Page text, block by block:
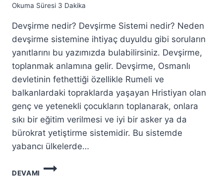
Okuma Süresi 3 Dakika
Devşirme nedir? Devşirme Sistemi nedir? Neden
devşirme sistemine ihtiyaç duyuldu gibi soruların
yanıtlarını bu yazımızda bulabilirsiniz. Devşirme,
toplanmak anlamına gelir. Devşirme, Osmanlı
devletinin fethettiği özellikle Rumeli ve
balkanlardaki topraklarda yaşayan Hristiyan olan
genç ve yetenekli çocukların toplanarak, onlara
sıkı bir eğitim verilmesi ve iyi bir asker ya da
bürokrat yetiştirme sistemidir. Bu sistemde
yabancı ülkelerde…
DEVAMI
DEVŞIRME